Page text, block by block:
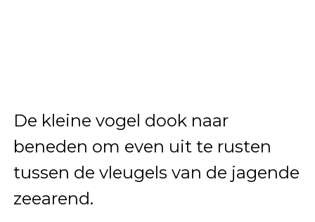
De kleine vogel dook naar
beneden om even uit te rusten
tussen de vleugels van de jagende
zeearend.